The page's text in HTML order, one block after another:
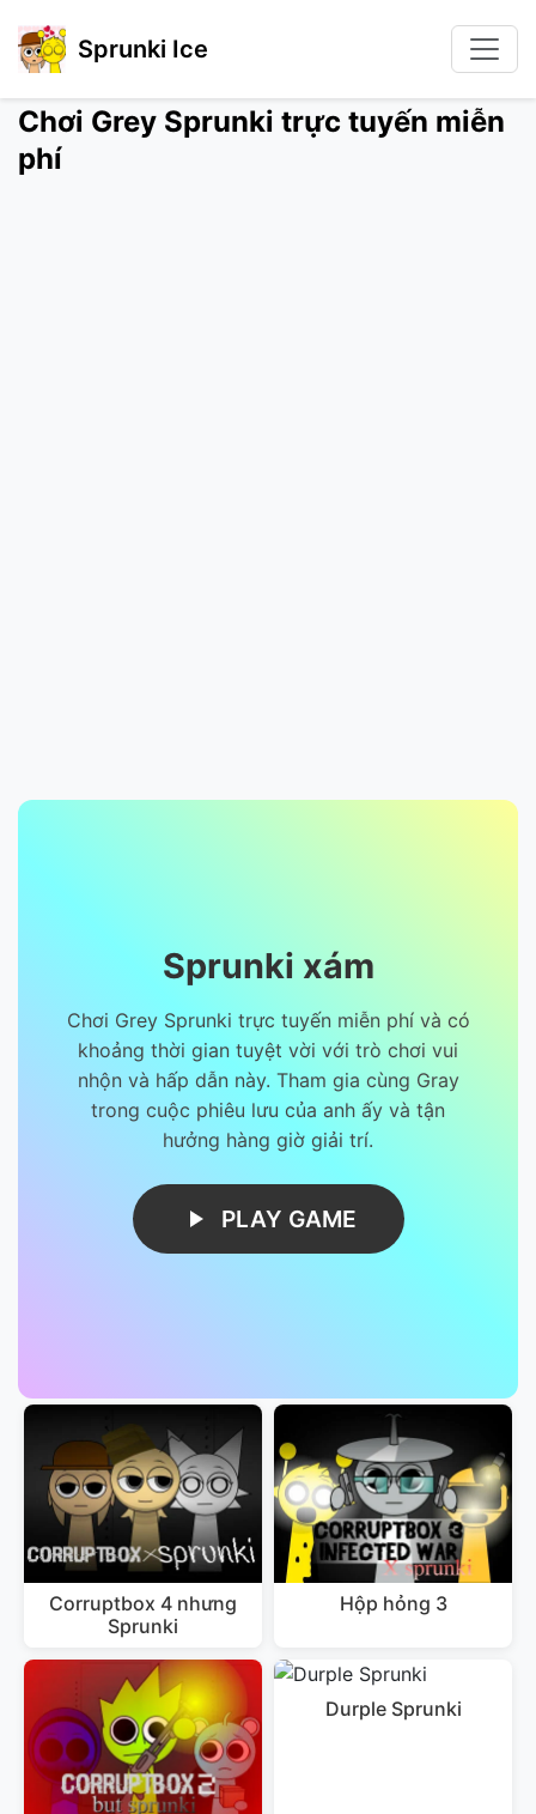
Sprunki Ice
Chơi Grey Sprunki trực tuyến miễn
phí
Sprunki xám
Chơi Grey Sprunki trực tuyến miễn phí và có
khoảng thời gian tuyệt vời với trò chơi vui
nhộn và hấp dẫn này. Tham gia cùng Gray
trong cuộc phiêu lưu của anh ấy và tận
hưởng hàng giờ giải trí.
PLAY GAME
Corruptbox 4 nhưng
Sprunki
Hộp hỏng 3
Durple Sprunki